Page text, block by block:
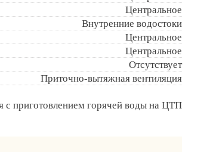
Центральное
Внутренние водостоки
Центральное
Центральное
Отсутствует
Приточно-вытяжная вентиляция
с приготовлением горячей воды на ЦТП